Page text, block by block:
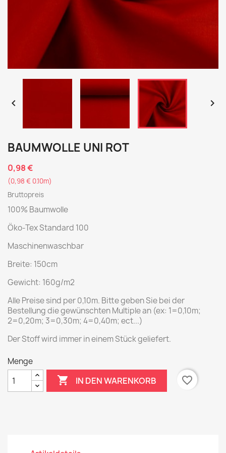
 
BAUMWOLLE UNI ROT
0,98 €
(0,98 € 0.10m)
Bruttopreis
100% Baumwolle
Öko-Tex Standard 100
Maschinenwaschbar
Breite: 150cm
Gewicht: 160g/m2
Alle Preise sind per 0,10m. Bitte geben Sie bei der
Bestellung die gewünschten Multiple an (ex: 1=0,10m;
2=0,20m; 3=0,30m; 4=0,40m; ect...)
Der Stoff wird immer in einem Stück geliefert.
Menge
 IN DEN WARENKORB favorite_border